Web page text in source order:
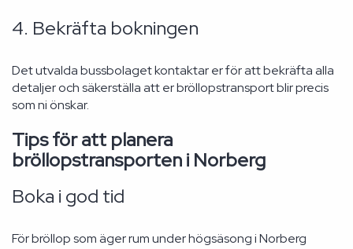
4. Bekräfta bokningen
Det utvalda bussbolaget kontaktar er för att bekräfta alla
detaljer och säkerställa att er bröllopstransport blir precis
som ni önskar.
Tips för att planera
bröllopstransporten i Norberg
Boka i god tid
För bröllop som äger rum under högsäsong i Norberg